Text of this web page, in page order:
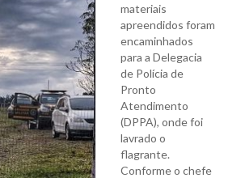
materiais
apreendidos foram
encaminhados
para a Delegacia
de Polícia de
Pronto
Atendimento
(DPPA), onde foi
lavrado o
flagrante.
Conforme o chefe